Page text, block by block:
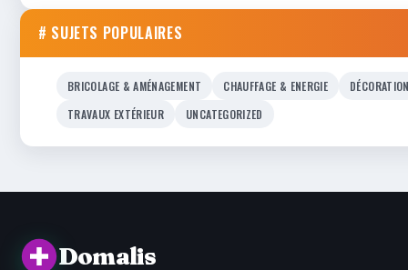
# SUJETS POPULAIRES
BRICOLAGE & AMÉNAGEMENT CHAUFFAGE & ENERGIE
TRAVAUX EXTÉRIEUR
UNCATEGORIZED
Domalis